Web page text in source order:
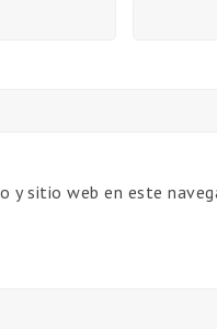
y sitio web en este